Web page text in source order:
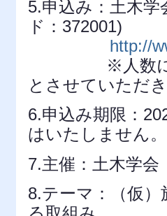
5.申込み：土木
ド：372001)
http://
※人数に限り
とさせていただ
6.申込み期限：
はいたしません
7.主催：土木学
8.テーマ：（仮